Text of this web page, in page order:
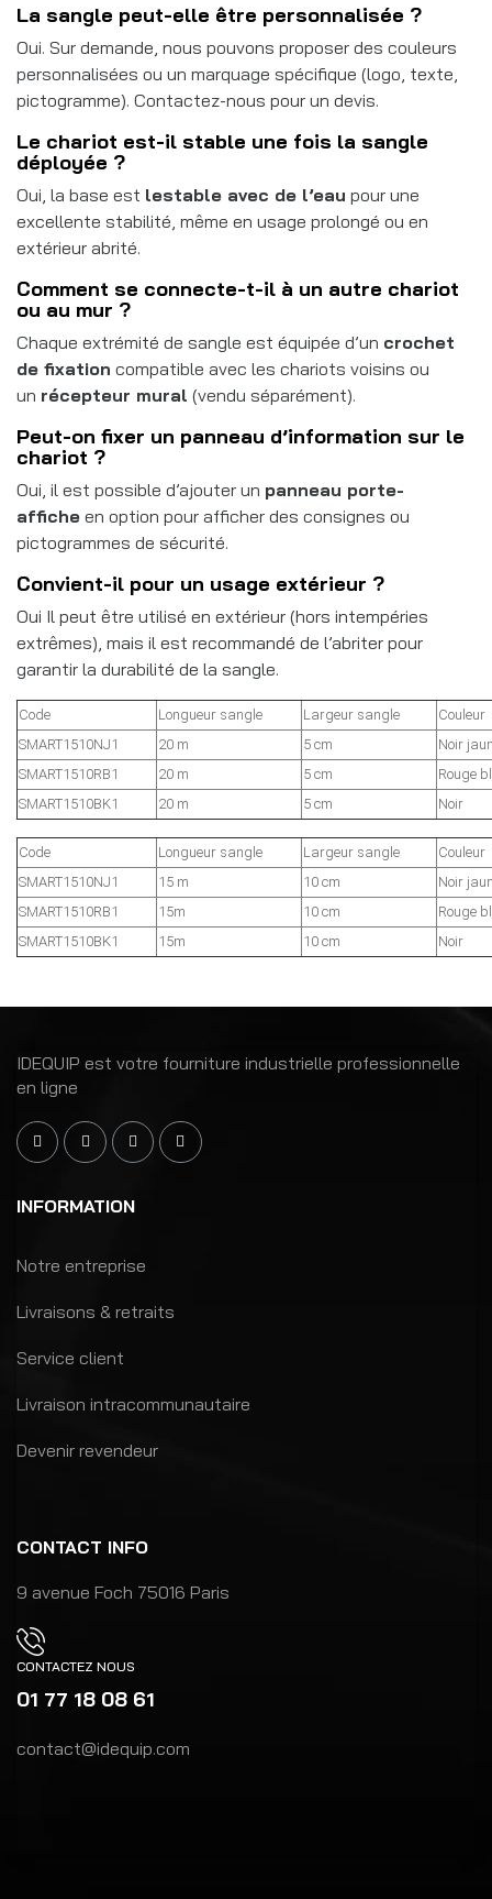
La sangle peut-elle être personnalisée ?
Oui. Sur demande, nous pouvons proposer des couleurs
personnalisées ou un marquage spécifique (logo, texte,
pictogramme). Contactez-nous pour un devis.
Le chariot est-il stable une fois la sangle
déployée ?
Oui, la base est lestable avec de l’eau pour une
excellente stabilité, même en usage prolongé ou en
extérieur abrité.
Comment se connecte-t-il à un autre chariot
ou au mur ?
Chaque extrémité de sangle est équipée d’un crochet
de fixation compatible avec les chariots voisins ou
un récepteur mural (vendu séparément).
Peut-on fixer un panneau d’information sur le
chariot ?
Oui, il est possible d’ajouter un panneau porte-
affiche en option pour afficher des consignes ou
pictogrammes de sécurité.
Convient-il pour un usage extérieur ?
Oui Il peut être utilisé en extérieur (hors intempéries
extrêmes), mais il est recommandé de l’abriter pour
garantir la durabilité de la sangle.
Code Longueur sangle Largeur sangle
Couleur
SMART1510NJ1
20 m 5 cm
Noir
SMART1510RB1
20 m 5 cm
Rouge
SMART1510BK1
20 m 5 cm Noir
Code Longueur sangle Largeur sangle
Couleur
SMART1510NJ1
15 m 10 cm
Noir
SMART1510RB1
15m 10 cm
Rouge
SMART1510BK1
15m 10 cm Noir
IDEQUIP est votre fourniture industrielle professionnelle
en ligne
INFORMATION
Notre entreprise
Livraisons & retraits
Service client
Livraison intracommunautaire
Devenir revendeur
CONTACT INFO
9 avenue Foch 75016 Paris
CONTACTEZ NOUS
01 77 18 08 61
contact@idequip.com